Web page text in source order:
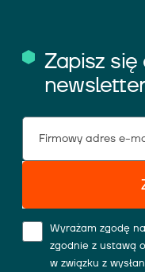
Zapisz
Wyrażam zgodę
zgodnie z ustawą
w związku z